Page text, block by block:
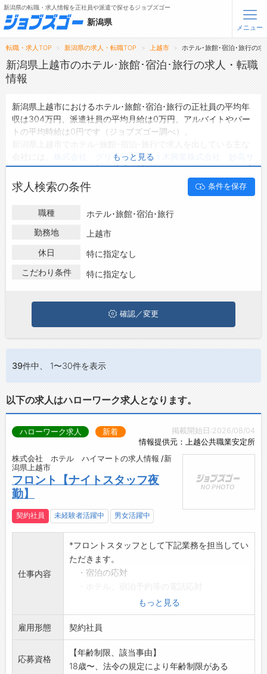
無料会員登録 ログイン
トップ
詳細情報で求人を探す
転職支援サービスについて
転職ノウハウ(応募書類の書き方・面接対策など)
転職・採用コラム
ジョブズゴーについて
お問い合わせ
新潟県の転職・求人情報を正社員や派遣で探せるジョブズゴー
新潟県
メニュー
転職・求人TOP 新潟県の求人・転職TOP 上越市 ホテル･旅館･宿泊･旅行の求
新潟県上越市のホテル･旅館･宿泊･旅行の求人・転職
情報
新潟県上越市におけるホテル･旅館･宿泊･旅行の正社員の平均年
収は304万円、派遣社員の平均月給は0万円、アルバイトやパー
トの平均時給は0円です（ジョブズゴー調べ）。
株式会社 グリーンズ ・佐々木興業株式会社 妙高サ
ンシャインゴルフ倶楽部・株式会社 ビ・メークなどがあり、未
経験や短期等ご希望の条件で絞り込みができます。
新潟県上越市の地域密着型の求人サイトであるジョブズゴーでは
新潟県上越市の求人情報を11件取り扱っており、そのうち
は8件、 派遣社員の求人は0件、 アルバイト・パートの求
は0件です。
第二新卒から50代・60代以上の方の再就職も可能です。 新潟県
上越市でホテル･旅館･宿泊･旅行の求人・転職情報を探している
方は、ぜひ興味のある職種に応募してみてくださいね。
もっと見る
求人検索の条件 条件を保存
職種
ホテル･旅館･宿泊･旅行
勤務地
上越市
休日
特に指定なし
こだわり条件
特に指定なし
確認／変更
39件中、 1〜30件を表示
以下の求人はハローワーク求人となります。
掲載開始日:2026/08/04
情報提供元：上越公共職業安定所
ハローワーク求人 新着
株式会社 ホテル ハイマートの求人情報 /新
潟県上越市
フロント【ナイトスタッフ夜
勤】
契約社員 未経験者活躍中 男女活躍中
仕事内容
*フロントスタッフとして下記業務を担当してい
ただきます。
・宿泊の応対
・夜間のフロント受付、館内設備見回り
・夜間ホテルの管理
・各種業者への手配
(マッサージ、クリーニング、タ
クシー等)
・緊急時のお客様への連絡、誘導、外部スタ
もっと見る
雇用形態 契約社員
応募資格
【年齢制限、該当事由】
18歳〜、法令の規定により年齢制限がある